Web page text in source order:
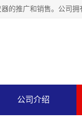
公司介绍